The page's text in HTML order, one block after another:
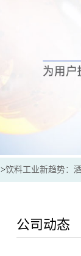
>饮料工业新趋势：
公司动态